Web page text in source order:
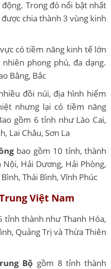
Trong đó nổi bật nhất
chia thành 3 vùng kinh
có tiềm năng kinh tế lớn
phong phú, đa dạng.
Bằng, Bắc
đồi núi, địa hình hiểm
nhưng lại có tiềm năng
gồm 6 tỉnh như Lào Cai,
Lai Châu, Sơn La
bao gồm 10 tỉnh, thành
Hải Dương, Hải Phòng,
Thái Bình, Vĩnh Phúc
Việt Nam
tỉnh thành như Thanh Hóa,
Quảng Trị và Thừa Thiên
Bộ gồm 8 tỉnh thành